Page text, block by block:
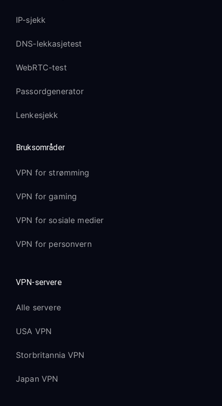
IP-sjekk
DNS-lekkasjetest
WebRTC-test
Passordgenerator
Lenkesjekk
Bruksområder
VPN for strømming
VPN for gaming
VPN for sosiale medier
VPN for personvern
VPN-servere
Alle servere
USA VPN
Storbritannia VPN
Japan VPN